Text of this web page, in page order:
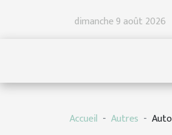
dimanche 9 août 2026
Accueil Autres